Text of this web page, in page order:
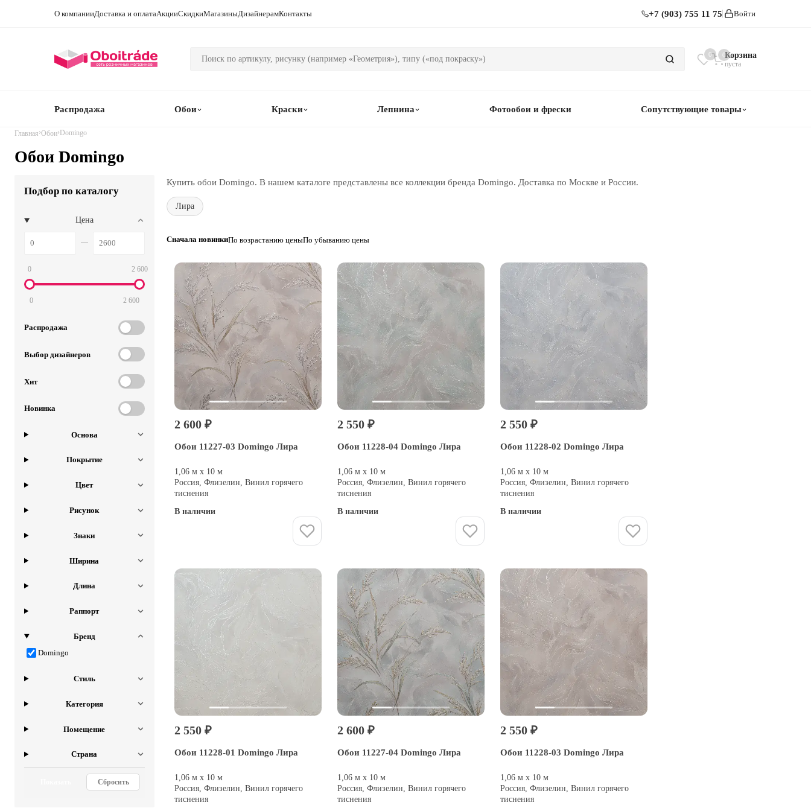
О компанииДоставка и оплатаАкцииСкидкиМагазиныДизайнерамКонтакты +7 (903) 755 11 75 Войти
0 0Корзина
пуста
Распродажа Обои Краски Лепнина Фотообои и фрески Сопутствующие товары
Главная›Обои› Domingo
Обои Domingo
Подбор по каталогу
Цена
0 2 600
0 2 600
Распродажа
Выбор дизайнеров
Хит
Новинка
Основа
Покрытие
Цвет
Рисунок
Знаки
Ширина
Длина
Раппорт
Бренд
Domingo
Стиль
Категория
Помещение
Страна
Сбросить
Купить обои Domingo. В нашем каталоге представлены все коллекции бренда Domingo. Доставка по Москве и России.
Лира
Сначала новинкиПо возрастанию ценыПо убыванию цены
2 600 ₽
Обои 11227-03 Domingo Лира
1,06 м х 10 м
Россия, Флизелин, Винил горячего
тиснения
В наличии
2 550 ₽
Обои 11228-04 Domingo Лира
1,06 м х 10 м
Россия, Флизелин, Винил горячего
тиснения
В наличии
2 550 ₽
Обои 11228-02 Domingo Лира
1,06 м х 10 м
Россия, Флизелин, Винил горячего
тиснения
В наличии
2 550 ₽
Обои 11228-01 Domingo Лира
1,06 м х 10 м
Россия, Флизелин, Винил горячего
тиснения
2 600 ₽
Обои 11227-04 Domingo Лира
1,06 м х 10 м
Россия, Флизелин, Винил горячего
тиснения
2 550 ₽
Обои 11228-03 Domingo Лира
1,06 м х 10 м
Россия, Флизелин, Винил горячего
тиснения